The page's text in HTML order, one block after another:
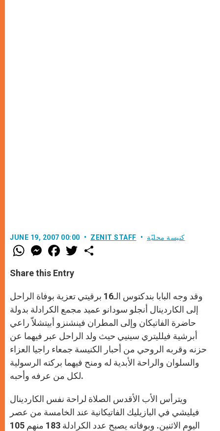
JUNE 19, 2007 00:00 ZENIT STAFF كنيسة محليّة
W
h
t
s
p
p
M
e
s
e
g
e
r
F
a
e
b
o
k
w
Share this Entry
وقد وجه البابا بندكتوس الـ16 برقيتي تعزية بوفاة الراحل
إلى الكاردينال أنجلو سودانو عميد مجمع الكرادلة بدولة
حاضرة الفاتيكان وإلى المطران فينشنزو أبيتشلاّ راعي
أبرشية فيلليتري سينيي حيث ولد الراحل عبر فيهما عن
حزنه وقربه الروحي من أحبار الكنيسة جمعاء راجيا العزاء
والسلوان والراحة الأبدية له ومنح فيهما بركته الرسولية
لكل من عرفه وأحبه.
ويترأس الأب الأقدس الصلاة لراحة نفس الكاردينال
فيليشي في البازيليك الفاتيكانية عند الخامسة من عصر
اليوم الاثنين. وبوفاته يصبح عدد الكرادلة 183 منهم 105